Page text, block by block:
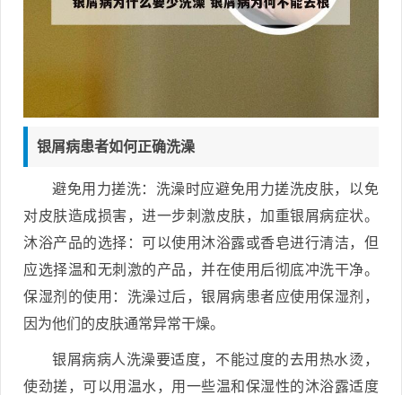
银屑病患者如何正确洗澡
避免用力搓洗：洗澡时应避免用力搓洗皮肤，以免
对皮肤造成损害，进一步刺激皮肤，加重银屑病症状。
沐浴产品的选择：可以使用沐浴露或香皂进行清洁，但
应选择温和无刺激的产品，并在使用后彻底冲洗干净。
保湿剂的使用：洗澡过后，银屑病患者应使用保湿剂，
因为他们的皮肤通常异常干燥。
银屑病病人洗澡要适度，不能过度的去用热水烫，
使劲搓，可以用温水，用一些温和保湿性的沐浴露适度